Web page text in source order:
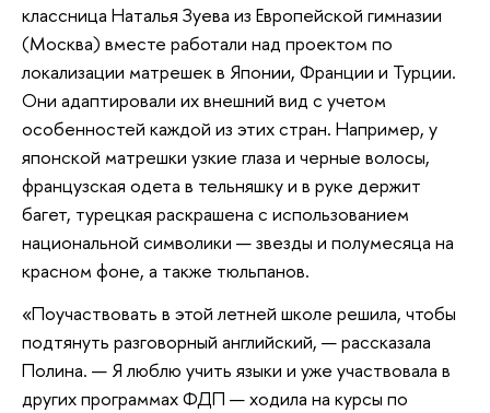
классница Наталья Зуева из Европейской гимназии
(Москва) вместе работали над проектом по
локализации матрешек в Японии, Франции и Турции.
Они адаптировали их внешний вид с учетом
особенностей каждой из этих стран. Например, у
японской матрешки узкие глаза и черные волосы,
французская одета в тельняшку и в руке держит
багет, турецкая раскрашена с использованием
национальной символики — звезды и полумесяца на
красном фоне, а также тюльпанов.
«Поучаствовать в этой летней школе решила, чтобы
подтянуть разговорный английский, — рассказала
Полина. — Я люблю учить языки и уже участвовала в
других программах ФДП — ходила на курсы по